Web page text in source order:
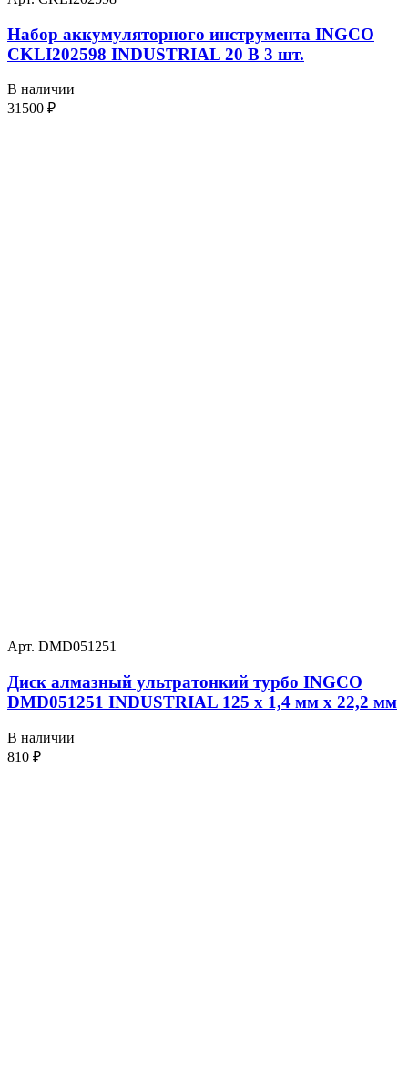
Набор аккумуляторного инструмента INGCO
CKLI202598 INDUSTRIAL 20 В 3 шт.
В наличии
31500 ₽
Арт. DMD051251
Диск алмазный ультратонкий турбо INGCO
DMD051251 INDUSTRIAL 125 х 1,4 мм x 22,2 мм
В наличии
810 ₽